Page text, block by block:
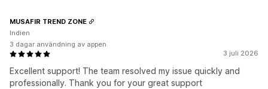
3 juli 2026
Excellent support! The team resolved my issue quickly and
professionally. Thank you for your great support
MUSAFIR TREND ZONE
Indien
3 dagar användning av appen